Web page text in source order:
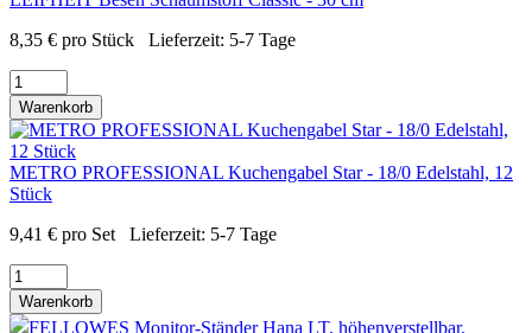
8,35 € pro Stück Lieferzeit: 5-7 Tage
Warenkorb
METRO PROFESSIONAL Kuchengabel Star - 18/0 Edelstahl, 12
Stück
9,41 € pro Set Lieferzeit: 5-7 Tage
Warenkorb